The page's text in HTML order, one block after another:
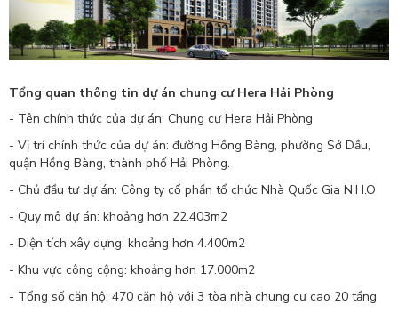
Tổng quan thông tin dự án chung cư Hera Hải Phòng
- Tên chính thức của dự án: Chung cư Hera Hải Phòng
- Vị trí chính thức của dự án: đường Hồng Bàng, phường Sở Dầu,
quận Hồng Bàng, thành phố Hải Phòng.
- Chủ đầu tư dự án: Công ty cổ phần tổ chức Nhà Quốc Gia N.H.O
- Quy mô dự án: khoảng hơn 22.403m2
- Diện tích xây dựng: khoảng hơn 4.400m2
- Khu vực công cộng: khoảng hơn 17.000m2
- Tổng số căn hộ: 470 căn hộ với 3 tòa nhà chung cư cao 20 tầng